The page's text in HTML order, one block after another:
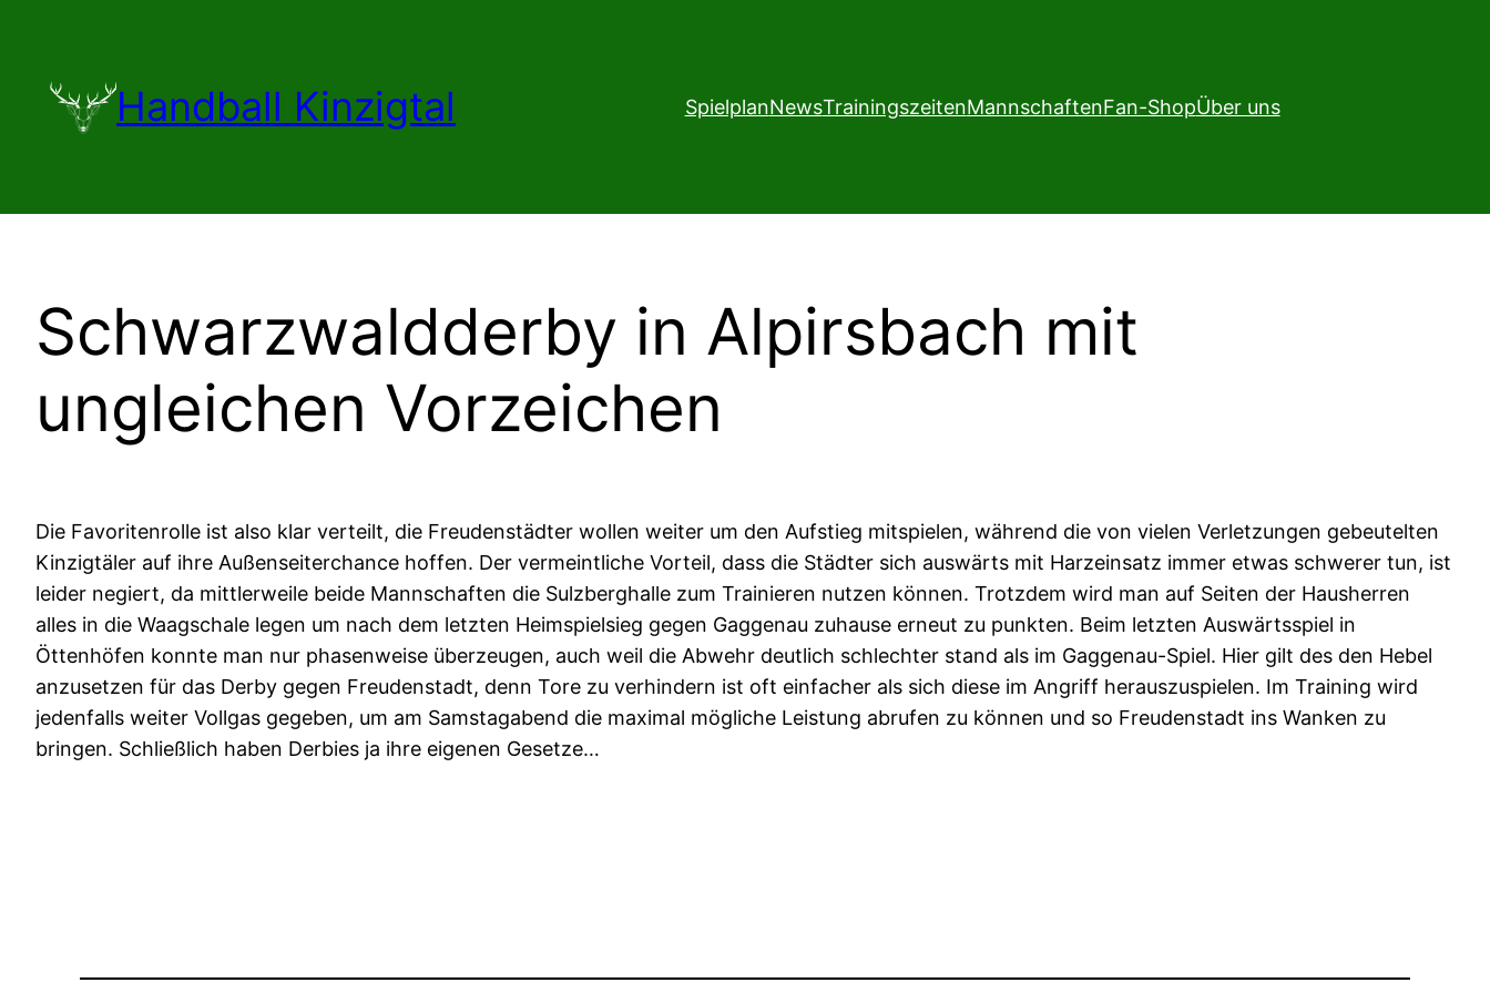
Handball Kinzigtal SpielplanNewsTrainingszeitenMannschaftenFan-ShopÜber uns
Schwarzwaldderby in Alpirsbach mit
ungleichen Vorzeichen
Die Favoritenrolle ist also klar verteilt, die Freudenstädter wollen weiter um den Aufstieg mitspielen, während die von vielen Verletzungen gebeutelten
Kinzigtäler auf ihre Außenseiterchance hoffen. Der vermeintliche Vorteil, dass die Städter sich auswärts mit Harzeinsatz immer etwas schwerer tun, ist
leider negiert, da mittlerweile beide Mannschaften die Sulzberghalle zum Trainieren nutzen können. Trotzdem wird man auf Seiten der Hausherren
alles in die Waagschale legen um nach dem letzten Heimspielsieg gegen Gaggenau zuhause erneut zu punkten. Beim letzten Auswärtsspiel in
Öttenhöfen konnte man nur phasenweise überzeugen, auch weil die Abwehr deutlich schlechter stand als im Gaggenau-Spiel. Hier gilt des den Hebel
anzusetzen für das Derby gegen Freudenstadt, denn Tore zu verhindern ist oft einfacher als sich diese im Angriff herauszuspielen. Im Training wird
jedenfalls weiter Vollgas gegeben, um am Samstagabend die maximal mögliche Leistung abrufen zu können und so Freudenstadt ins Wanken zu
bringen. Schließlich haben Derbies ja ihre eigenen Gesetze…